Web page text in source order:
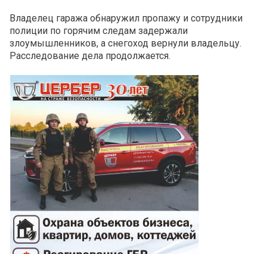
Владелец гаража обнаружил пропажу и сотрудники
полиции по горячим следам задержали
злоумышленников, а снегоход вернули владельцу.
Расследование дела продолжается.